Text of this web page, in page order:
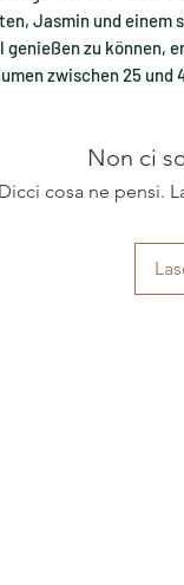
Jasmin und einem
genießen zu können,
zwischen 25 und
Non ci
Dicci cosa ne pensi.